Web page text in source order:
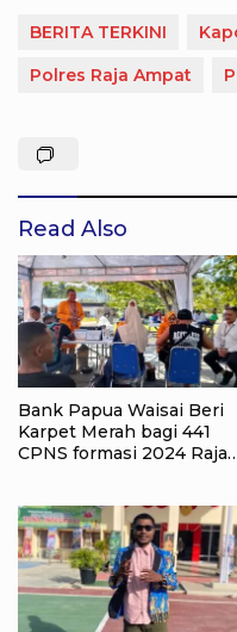
BERITA TERKINI
Polres Raja Ampat
Read Also
Bank Papua Waisai Beri
Karpet Merah bagi 441
CPNS formasi 2024 Raja